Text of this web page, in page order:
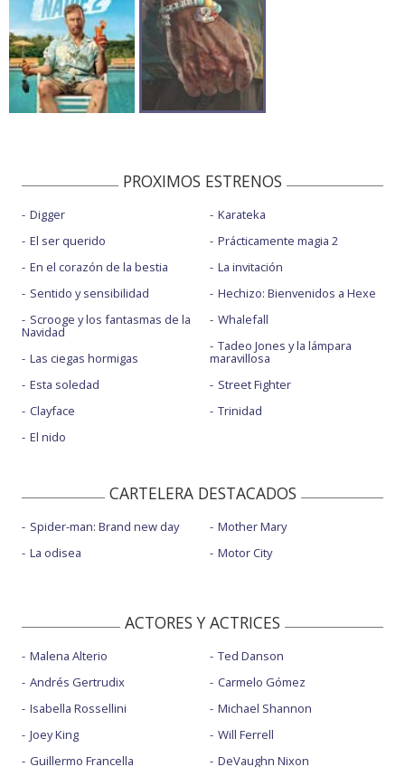
PROXIMOS ESTRENOS
Digger
El ser querido
En el corazón de la bestia
Sentido y sensibilidad
Scrooge y los fantasmas de la
Navidad
Las ciegas hormigas
Esta soledad
Clayface
El nido
Karateka
Prácticamente magia 2
La invitación
Hechizo: Bienvenidos a Hexe
Whalefall
Tadeo Jones y la lámpara
maravillosa
Street Fighter
Trinidad
CARTELERA DESTACADOS
Spider-man: Brand new day
La odisea
Mother Mary
Motor City
ACTORES Y ACTRICES
Malena Alterio
Andrés Gertrudix
Isabella Rossellini
Joey King
Guillermo Francella
Ted Danson
Carmelo Gómez
Michael Shannon
Will Ferrell
DeVaughn Nixon